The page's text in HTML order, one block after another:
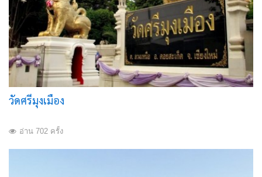
วัดศรีมุงเมือง
อ่าน 702 ครั้ง